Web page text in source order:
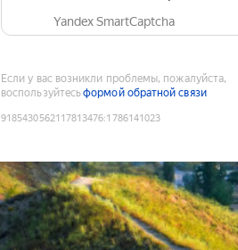
Yandex SmartCaptcha
Если у вас возникли проблемы, пожалуйста,
воспользуйтесьформой обратной связи
9185430562117813476:1786141023